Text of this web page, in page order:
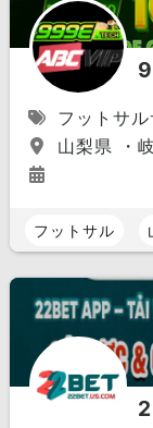
フットサ
山梨県 ・
フットサル